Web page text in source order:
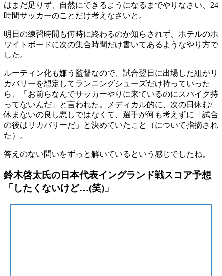
はまだ足りず、自然にできるようになるまでやりなさい、24
時間サッカーのことだけ考えなさいと。
明日の練習時間も何時に終わるのか知らされず、ホテルのホ
ワイトボードに次の集合時間だけ書いてあるようなやり方で
した。
ルーティン化も嫌う監督なので、試合翌日に出場した組がリ
カバリーを想定してランニングシューズだけ持っていった
ら、「お前らなんでサッカーやりに来ているのにスパイク持
ってないんだ」と言われた。メディカル的に、次の日休む/
休まないの良し悪しではなくて、選手が何も考えずに「試合
の後はリカバリーだ」と決めていたこと（について指摘され
た）。
答えのない問いをずっと解いているという感じでしたね。
鈴木啓太氏の日本代表イングランド戦スコア予想
「したくないけど…(笑)」